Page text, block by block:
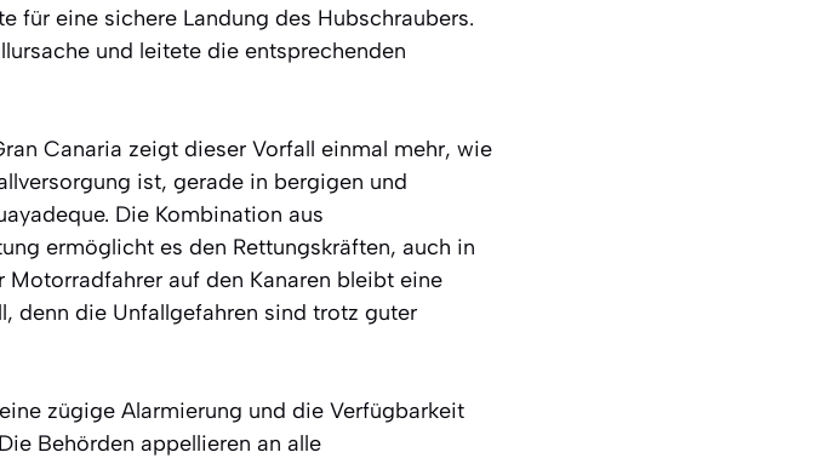
für eine sichere Landung des Hubschraubers.
und leitete die entsprechenden
Canaria zeigt dieser Vorfall einmal mehr, wie
ist, gerade in bergigen und
Die Kombination aus
ermöglicht es den Rettungskräften, auch in
auf den Kanaren bleibt eine
denn die Unfallgefahren sind trotz guter
zügige Alarmierung und die Verfügbarkeit
Behörden appellieren an alle